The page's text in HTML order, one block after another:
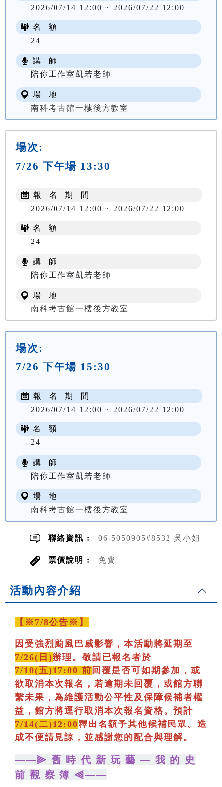
2026/07/14 12:00 ~ 2026/07/22 12:00
名 額
24
講 師
陪你工作室凱若老師
場 地
南科考古館一樓後方教室
場次:
7/26 下午場 13:30
報 名 期 間
2026/07/14 12:00 ~ 2026/07/22 12:00
名 額
24
講 師
陪你工作室凱若老師
場 地
南科考古館一樓後方教室
場次:
7/26 下午場 15:30
報 名 期 間
2026/07/14 12:00 ~ 2026/07/22 12:00
名 額
24
講 師
陪你工作室凱若老師
場 地
南科考古館一樓後方教室
聯絡資訊 : 06-5050905#8532 吳小姐
票價說明 : 免費
活動內容介紹
【※7/8公告※】
因受強烈颱風巴威影響，本活動將延期至
7/26(日)辦理。敬請已報名者於
7/10(五)17:00 前 回覆是否可如期參加，或
欲取消本次報名，若逾期未回覆，或館方聯
繫未果，為維護活動公平性及保障候補者權
益，館方將逕行取消本次報名資格。預計
7/14(二)12:00釋出名額予其他候補民眾。造
成不便請見諒，並感謝您的配合與理解。
——⫸ 舊 時 代 新 玩 藝 — 我 的 史
前 觀 察 簿 ⫷——